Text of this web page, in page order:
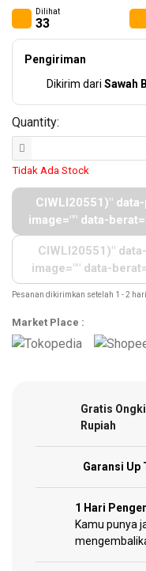
Dilihat
33
Pengiriman
Dikirim dari Sawah
Quantity:
Tidak Ada Stock
CIWLI20551)" data-productprice="1169000" data-
CIWLI20551)" data-productprice="1169000" data-
Pesanan dikirimkan setelah 1 - 2
Market Place :
Gratis
Rupiah
Garansi Up
1 Hari
Kamu punya
Other
Hardware
Tools
Tools
Welding
Machines